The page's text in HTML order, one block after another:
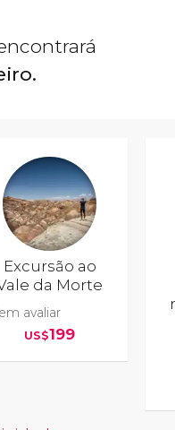
Excursão ao
da Morte
avaliar
US$199